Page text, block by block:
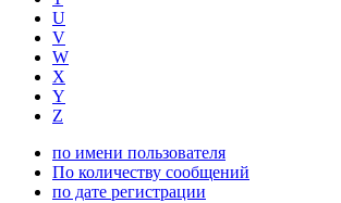
U
V
W
X
Y
Z
по имени пользователя
По количеству сообщений
по дате регистрации